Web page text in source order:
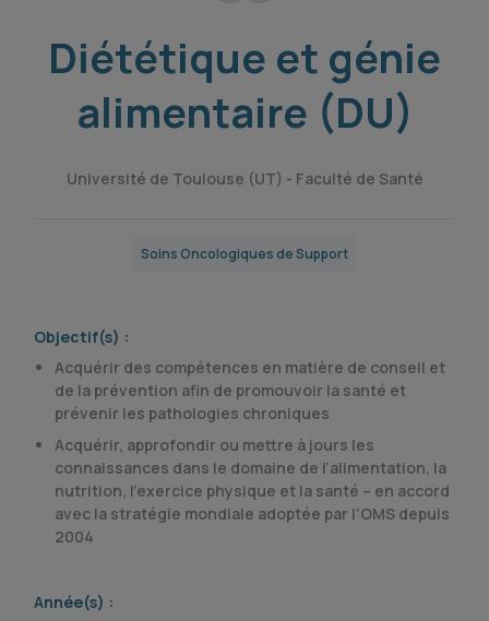
Diététique et génie
alimentaire (DU)
Université de Toulouse (UT) - Faculté de Santé
Soins Oncologiques de Support
Objectif(s) :
Acquérir des compétences en matière de conseil et
de la prévention afin de promouvoir la santé et
prévenir les pathologies chroniques
Acquérir, approfondir ou mettre à jours les
connaissances dans le domaine de l’alimentation, la
nutrition, l’exercice physique et la santé – en accord
avec la stratégie mondiale adoptée par l‘OMS depuis
2004
Année(s) :